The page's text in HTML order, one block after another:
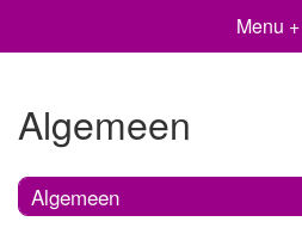
Menu +
Algemeen
Algemeen